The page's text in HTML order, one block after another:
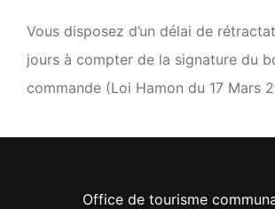
Vous disposez d’un délai de
jours à compter de la signature du
commande (Loi Hamon du 17 Mars
Office de tourisme